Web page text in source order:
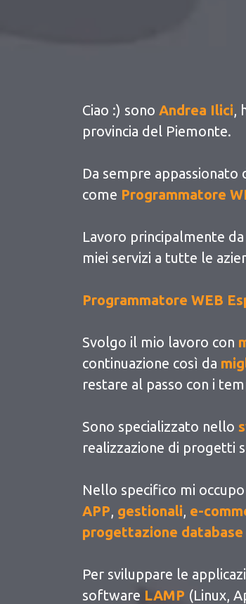
Ciao :) sono Andrea Ilici,
provincia del Piemonte.
Da sempre
come Programmatore
Lavoro principalmente
miei servizi a tutte le
Programmatore WEB
Svolgo il mio lavoro con
continuazione così da
restare al passo con i
Sono specializzato nello
realizzazione di progetti
Nello specifico mi
APP, gestionali, e-
progettazione database
Per sviluppare le
software LAMP (Linux,